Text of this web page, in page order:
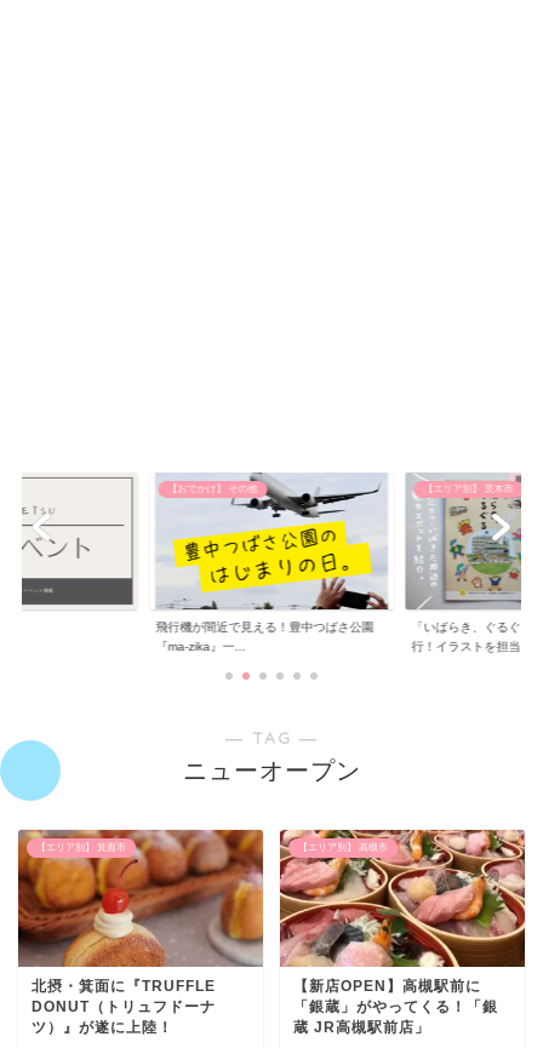
【おでかけ】 その他
飛行機が間近で見える！豊中つばさ公園
『ma-zika』一...
【エリア別】 茨木市
「いばらき、ぐるぐる
行！イラストを担当...
― TAG ―
ニューオープン
【エリア別】 箕面市
北摂・箕面に『TRUFFLE
DONUT（トリュフドーナ
ツ）』が遂に上陸！
【エリア別】 高槻市
【新店OPEN】高槻駅前に
「銀蔵」がやってくる！「銀
蔵 JR高槻駅前店」